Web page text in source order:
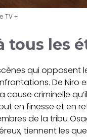
TV +
tous les
qui opposent
De
criminelle
en finesse et en
de la tribu
tiennent les